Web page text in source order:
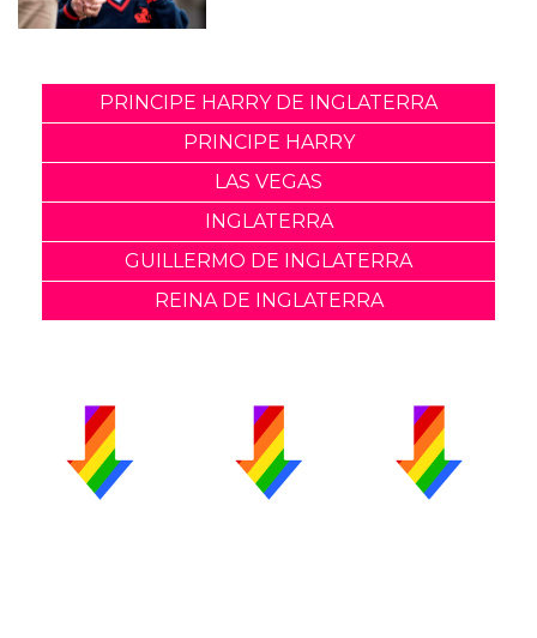
PRINCIPE HARRY DE INGLATERRA
PRINCIPE HARRY
LAS VEGAS
INGLATERRA
GUILLERMO DE INGLATERRA
REINA DE INGLATERRA